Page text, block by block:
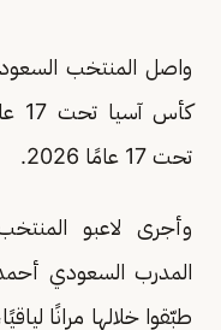
واصل المنتخب
تحت 17 عامًا 2026.
وأجرى لاعبو
المدرب السعودي
طبّقوا خلالها مرانًا